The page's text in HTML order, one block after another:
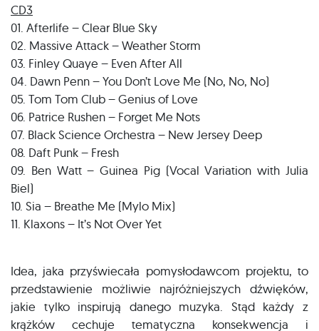
CD3
01. Afterlife – Clear Blue Sky
02. Massive Attack – Weather Storm
03. Finley Quaye – Even After All
04. Dawn Penn – You Don’t Love Me (No, No, No)
05. Tom Tom Club – Genius of Love
06. Patrice Rushen – Forget Me Nots
07. Black Science Orchestra – New Jersey Deep
08. Daft Punk – Fresh
09. Ben Watt – Guinea Pig (Vocal Variation with Julia
Biel)
10. Sia – Breathe Me (Mylo Mix)
11. Klaxons – It’s Not Over Yet
Idea, jaka przyświecała pomysłodawcom projektu, to
przedstawienie możliwie najróżniejszych dźwięków,
jakie tylko inspirują danego muzyka. Stąd każdy z
krążków cechuje tematyczna konsekwencja i